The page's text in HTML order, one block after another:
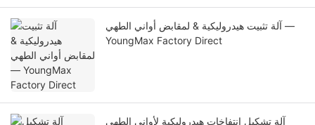
آلة تثبيت هيدروليكية & لمقابض أواني الطهي —
YoungMax Factory Direct
آلة تشكيل انتفاخات هيدروليكية لأواني الطهي